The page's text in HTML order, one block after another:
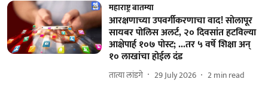
महाराष्ट्र बातम्या
आरक्षणाच्या उपवर्गीकरणाचा वाद! सोलापूर
सायबर पोलिस अलर्ट, २० दिवसांत हटविल्या
आक्षेपार्ह १०७ पोस्ट; ...तर ५ वर्षे शिक्षा अन्‌
१० लाखांचा होईल दंड
तात्या लांडगे 29 July 2026 2min read